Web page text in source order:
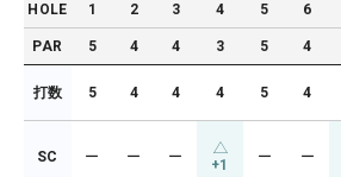
HOLE 1 2 3 4 5 6
PAR 5 4 4 3 5 4
打数 5 4 4 4 5 4
SC ー ー ー +1 ー ー